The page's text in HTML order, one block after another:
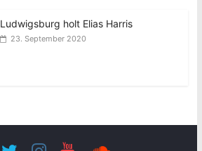
Ludwigsburg holt Elias Harris
23. September 2020